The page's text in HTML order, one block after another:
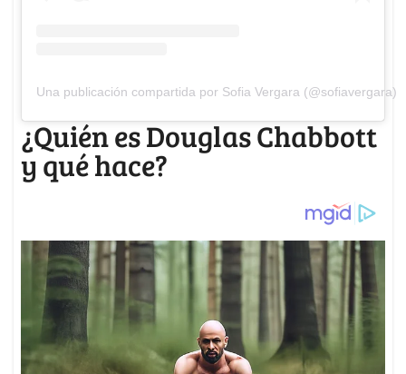
Una publicación compartida por Sofia Vergara (@sofiavergara)
¿Quién es Douglas Chabbott
y qué hace?